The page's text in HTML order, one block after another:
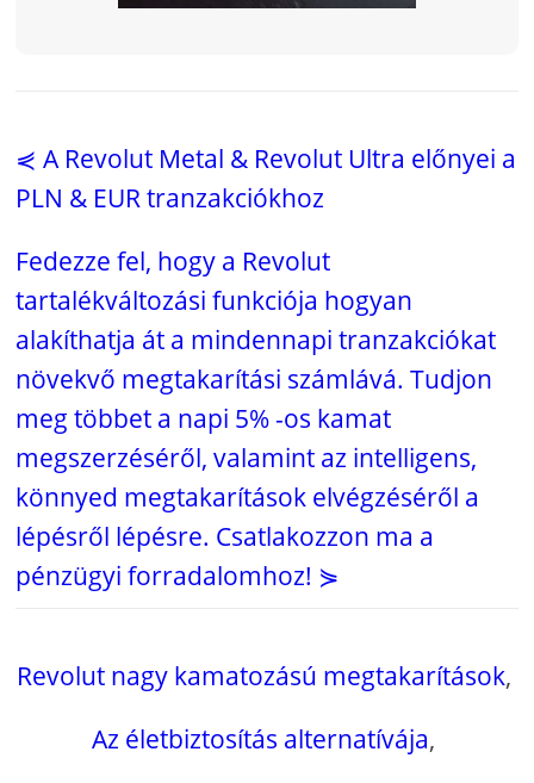
⋞ A Revolut Metal & Revolut Ultra előnyei a
PLN & EUR tranzakciókhoz
Fedezze fel, hogy a Revolut
tartalékváltozási funkciója hogyan
alakíthatja át a mindennapi tranzakciókat
növekvő megtakarítási számlává. Tudjon
meg többet a napi 5% -os kamat
megszerzéséről, valamint az intelligens,
könnyed megtakarítások elvégzéséről a
lépésről lépésre. Csatlakozzon ma a
pénzügyi forradalomhoz! ⋟
Revolut nagy kamatozású megtakarítások,
Az életbiztosítás alternatívája,